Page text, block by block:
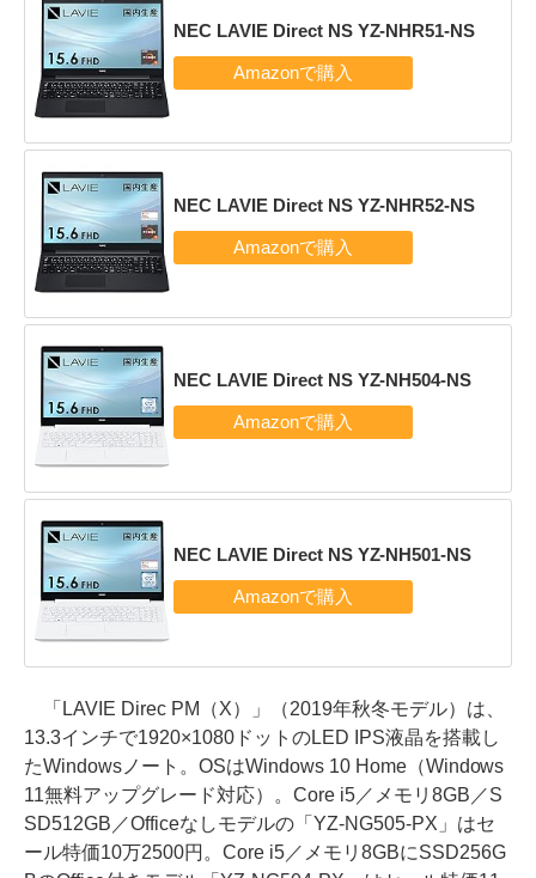
NEC LAVIE Direct NS YZ-NHR51-NS
NEC LAVIE Direct NS YZ-NHR52-NS
NEC LAVIE Direct NS YZ-NH504-NS
NEC LAVIE Direct NS YZ-NH501-NS
「LAVIE Direc PM（X）」（2019年秋冬モデル）は、
13.3インチで1920×1080ドットのLED IPS液晶を搭載し
たWindowsノート。OSはWindows 10 Home（Windows
11無料アップグレード対応）。Core i5／メモリ8GB／S
SD512GB／Officeなしモデルの「YZ-NG505-PX」はセ
ール特価10万2500円。Core i5／メモリ8GBにSSD256G